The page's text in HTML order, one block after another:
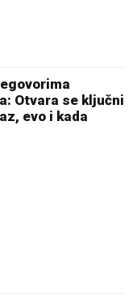
Otvara se ključni
evo i kada